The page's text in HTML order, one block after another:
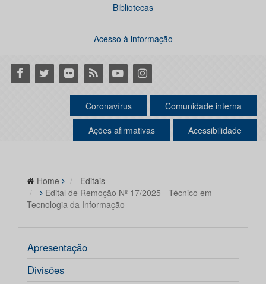
Bibliotecas
Acesso à informação
Facebook
Twitter Flickr RSS YoutubeInstagram
Coronavírus Comunidade interna
Ações afirmativas Acessibilidade
Home
Editais
Edital de Remoção Nº 17/2025 - Técnico em
Tecnologia da Informação
Apresentação
Divisões